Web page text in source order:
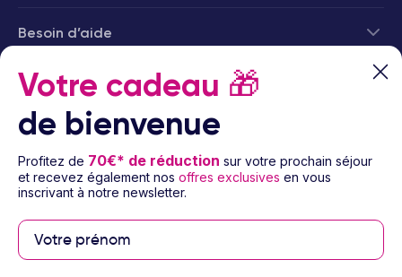
Besoin d’aide
Paiement sécurisé
Votre cadeau 🎁
de bienvenue
Profitez de 70€* de réduction sur votre prochain séjour
et recevez également nos offres exclusives en vous
inscrivant à notre newsletter.